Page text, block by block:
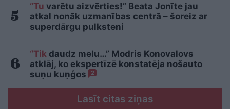
“Tu varētu aizvērties!” Beata Jonīte jau
atkal nonāk uzmanības centrā – šoreiz ar
superdārgu pulksteni
“Tik daudz melu…” Modris Konovalovs
atklāj, ko ekspertīzē konstatēja nošauto
suņu kuņģos
2
Lasīt citas ziņas